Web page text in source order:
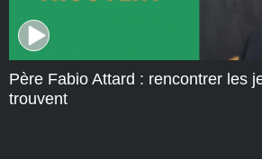
Père Fabio Attard : rencontrer les
trouvent